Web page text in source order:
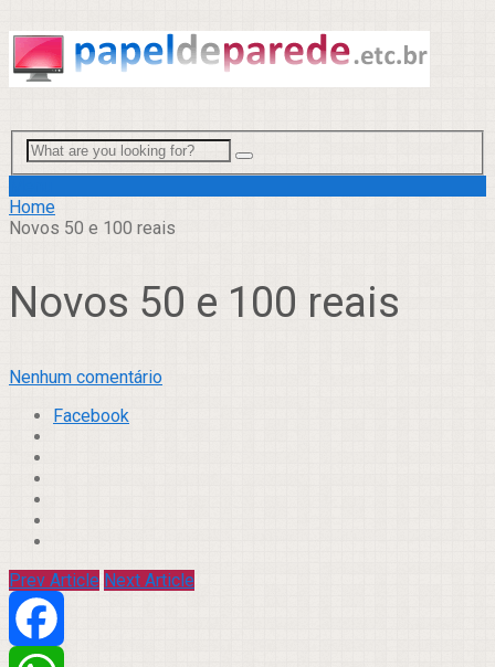
Home
Novos 50 e 100 reais
Novos 50 e 100 reais
Nenhum comentário
Facebook
Prev Article Next Article